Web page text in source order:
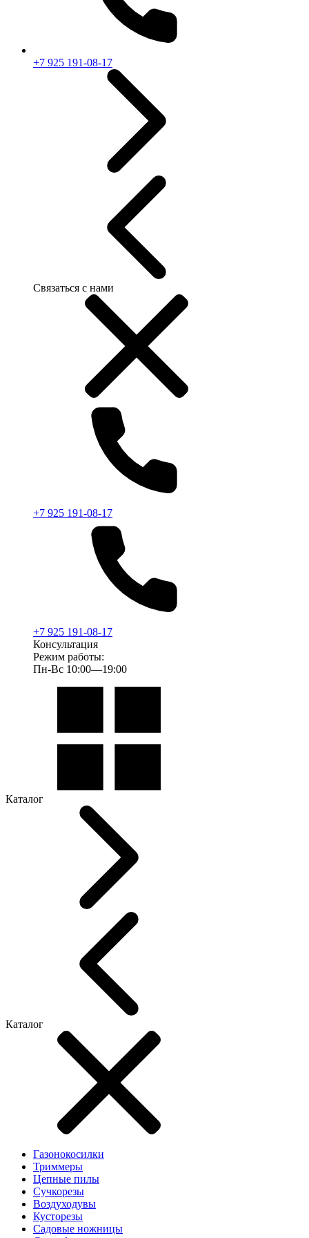
+7 925 191-08-17
Связаться с нами
+7 925 191-08-17
+7 925 191-08-17
Консультация
Режим работы:
Пн-Вс 10:00—19:00
Каталог
Каталог
Газонокосилки
Триммеры
Цепные пилы
Cучкорезы
Воздуходувы
Кусторезы
Садовые ножницы